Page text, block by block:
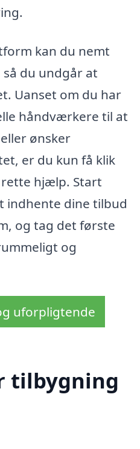
kan du nemt
du undgår at
Uanset om du har
håndværkere til at
ønsker
er du kun få klik
hjælp. Start
indhente dine tilbud
og tag det første
og
uforpligtende
tilbygning